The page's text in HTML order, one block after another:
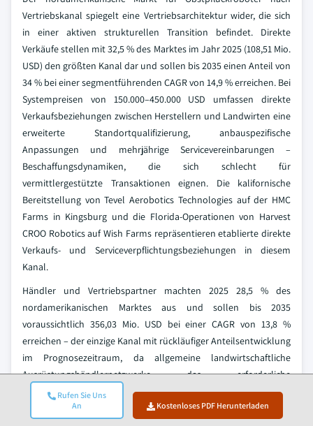
Rufen Sie Uns
An
Kostenloses PDF Herunterladen
Vertriebskanal spiegelt eine Vertriebsarchitektur wider, die sich
in einer aktiven strukturellen Transition befindet. Direkte
Verkäufe stellen mit 32,5 % des Marktes im Jahr 2025 (108,51 Mio.
USD) den größten Kanal dar und sollen bis 2035 einen Anteil von
34 % bei einer segmentführenden CAGR von 14,9 % erreichen. Bei
Systempreisen von 150.000–450.000 USD umfassen direkte
Verkaufsbeziehungen zwischen Herstellern und Landwirten eine
erweiterte Standortqualifizierung, anbauspezifische
Anpassungen und mehrjährige Servicevereinbarungen –
Beschaffungsdynamiken, die sich schlecht für
vermittlergestützte Transaktionen eignen. Die kalifornische
Bereitstellung von Tevel Aerobotics Technologies auf der HMC
Farms in Kingsburg und die Florida-Operationen von Harvest
CROO Robotics auf Wish Farms repräsentieren etablierte direkte
Verkaufs- und Serviceverpflichtungsbeziehungen in diesem
Kanal.
Händler und Vertriebspartner machten 2025 28,5 % des
nordamerikanischen Marktes aus und sollen bis 2035
voraussichtlich 356,03 Mio. USD bei einer CAGR von 13,8 %
erreichen – der einzige Kanal mit rückläufiger Anteilsentwicklung
im Prognosezeitraum, da allgemeine landwirtschaftliche
Ausrüstungshändlernetzwerke das erforderliche
Anwendungstechnik-Know-how für komplexe
Roboterbereitstellungen fehlt. Der RaaS-, Leasing- und